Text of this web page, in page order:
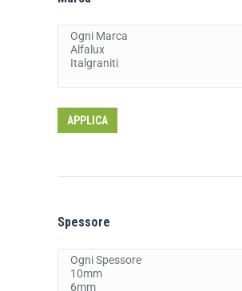
APPLICA
Spessore